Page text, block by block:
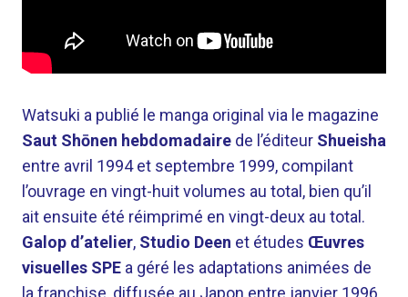
Watsuki a publié le manga original via le magazine
Saut Shōnen hebdomadaire de l’éditeur Shueisha
entre avril 1994 et septembre 1999, compilant
l’ouvrage en vingt-huit volumes au total, bien qu’il
ait ensuite été réimprimé en vingt-deux au total.
Galop d’atelier, Studio Deen et études Œuvres
visuelles SPE a géré les adaptations animées de
la franchise, diffusée au Japon entre janvier 1996